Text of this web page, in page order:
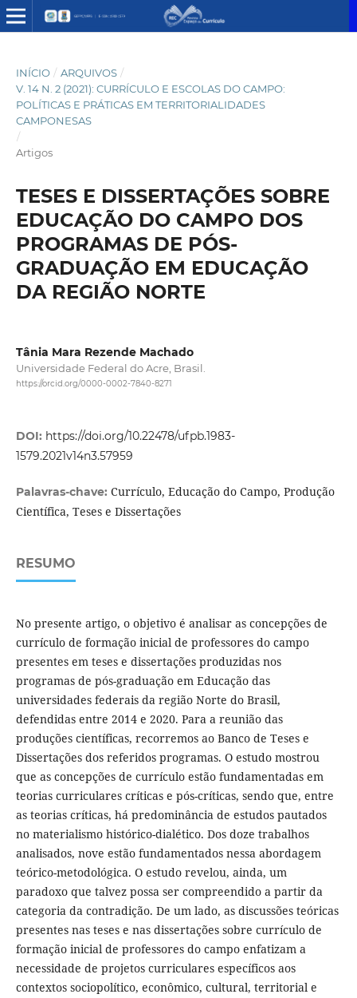
INÍCIO / ARQUIVOS /
V. 14 N. 2 (2021): CURRÍCULO E ESCOLAS DO CAMPO:
POLÍTICAS E PRÁTICAS EM TERRITORIALIDADES
CAMPONESAS
/
Artigos
TESES E DISSERTAÇÕES SOBRE
EDUCAÇÃO DO CAMPO DOS
PROGRAMAS DE PÓS-
GRADUAÇÃO EM EDUCAÇÃO
DA REGIÃO NORTE
Tânia Mara Rezende Machado
Universidade Federal do Acre, Brasil.
https://orcid.org/0000-0002-7840-8271
DOI: https://doi.org/10.22478/ufpb.1983-
1579.2021v14n3.57959
Palavras-chave: Currículo, Educação do Campo, Produção
Científica, Teses e Dissertações
RESUMO
No presente artigo, o objetivo é analisar as concepções de
currículo de formação inicial de professores do campo
presentes em teses e dissertações produzidas nos
programas de pós-graduação em Educação das
universidades federais da região Norte do Brasil,
defendidas entre 2014 e 2020. Para a reunião das
produções científicas, recorremos ao Banco de Teses e
Dissertações dos referidos programas. O estudo mostrou
que as concepções de currículo estão fundamentadas em
teorias curriculares críticas e pós-críticas, sendo que, entre
as teorias críticas, há predominância de estudos pautados
no materialismo histórico-dialético. Dos doze trabalhos
analisados, nove estão fundamentados nessa abordagem
teórico-metodológica. O estudo revelou, ainda, um
paradoxo que talvez possa ser compreendido a partir da
categoria da contradição. De um lado, as discussões teóricas
presentes nas teses e nas dissertações sobre currículo de
formação inicial de professores do campo enfatizam a
necessidade de projetos curriculares específicos aos
contextos sociopolítico, econômico, cultural, territorial e